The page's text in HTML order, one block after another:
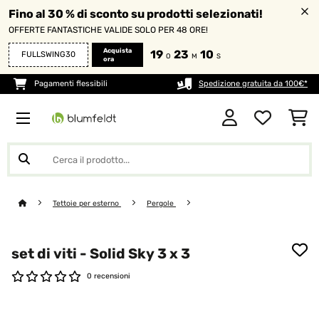
Fino al 30 % di sconto su prodotti selezionati!
OFFERTE FANTASTICHE VALIDE SOLO PER 48 ORE!
FULLSWING30
Acquista
ora
19 O 23 M 10 S
Pagamenti flessibili Spedizione gratuita da 100€*
Tettoie per esterno Pergole
set di viti - Solid Sky 3 x 3
0 recensioni